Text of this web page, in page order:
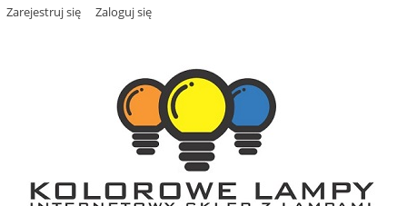
Zarejestruj się Zaloguj się